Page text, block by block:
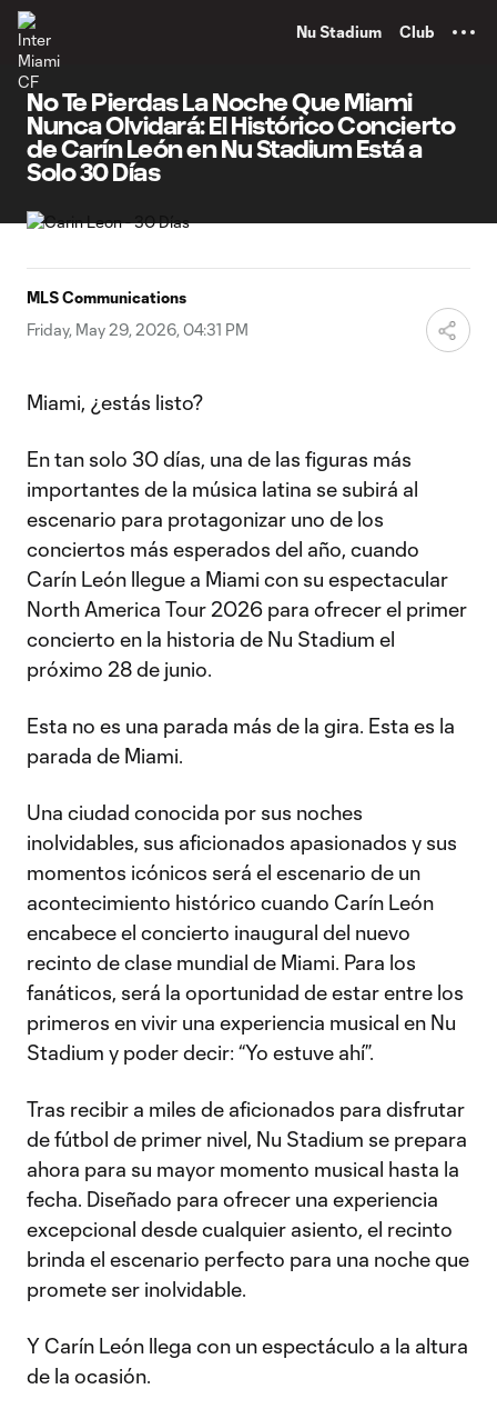
Nu Stadium Club
No Te Pierdas La Noche Que Miami
Nunca Olvidará: El Histórico Concierto
de Carín León en Nu Stadium Está a
Solo 30 Días
MLS Communications
Friday, May 29, 2026, 04:31 PM
Miami, ¿estás listo?
En tan solo 30 días, una de las figuras más
importantes de la música latina se subirá al
escenario para protagonizar uno de los
conciertos más esperados del año, cuando
Carín León llegue a Miami con su espectacular
North America Tour 2026 para ofrecer el primer
concierto en la historia de Nu Stadium el
próximo 28 de junio.
Esta no es una parada más de la gira. Esta es la
parada de Miami.
Una ciudad conocida por sus noches
inolvidables, sus aficionados apasionados y sus
momentos icónicos será el escenario de un
acontecimiento histórico cuando Carín León
encabece el concierto inaugural del nuevo
recinto de clase mundial de Miami. Para los
fanáticos, será la oportunidad de estar entre los
primeros en vivir una experiencia musical en Nu
Stadium y poder decir: “Yo estuve ahí”.
Tras recibir a miles de aficionados para disfrutar
de fútbol de primer nivel, Nu Stadium se prepara
ahora para su mayor momento musical hasta la
fecha. Diseñado para ofrecer una experiencia
excepcional desde cualquier asiento, el recinto
brinda el escenario perfecto para una noche que
promete ser inolvidable.
Y Carín León llega con un espectáculo a la altura
de la ocasión.